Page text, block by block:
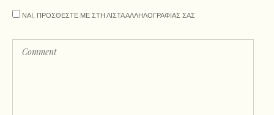
ΝΑΙ, ΠΡΟΣΘΕΣΤΕ ΜΕ ΣΤΗ ΛΙΣΤΑ ΑΛΛΗΛΟΓΡΑΦΙΑΣ ΣΑΣ